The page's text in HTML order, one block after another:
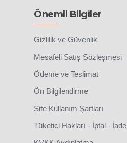
Önemli Bilgiler
Gizlilik ve Güvenlik
Mesafeli Satış Sözleşmesi
Ödeme ve Teslimat
Ön Bilgilendirme
Site Kullanım Şartları
Tüketici Hakları - İptal - İade